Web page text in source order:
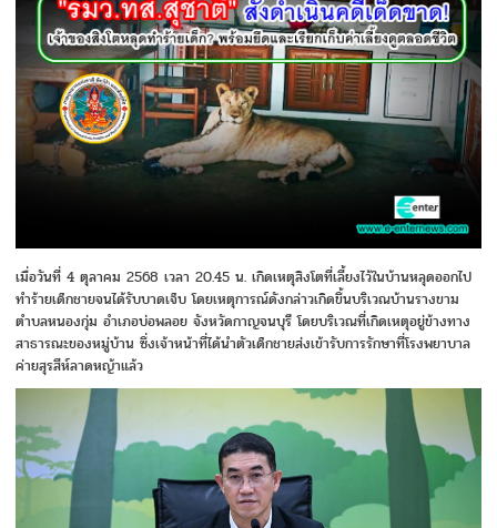
เมื่อวันที่ 4 ตุลาคม 2568 เวลา 20.45 น.​ เกิดเหตุสิงโตที่เลี้ยงไว้ในบ้านหลุดออกไป
ทำร้ายเด็กชายจนได้รับบาดเจ็บ โดยเหตุการณ์ดังกล่าวเกิดขึ้นบริเวณบ้านรางขาม
ตำบลหนองกุ่ม อำเภอบ่อพลอย จังหวัดกาญจนบุรี​ โดยบริเวณที่เกิดเหตุอยู่ข้างทาง
สาธารณะของหมู่บ้าน​ ซึ่งเจ้าหน้าที่ได้นำตัวเด็กชายส่งเข้ารับการรักษาที่โรงพยาบาล
ค่ายสุรสีห์ลาดหญ้าแล้ว